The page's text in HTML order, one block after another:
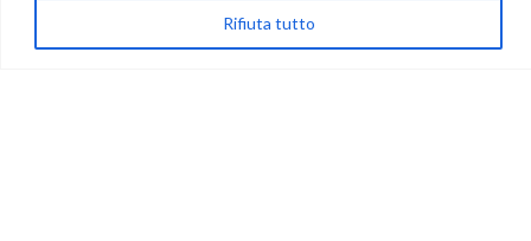
Rifiuta tutto
info@ideepercreare.it